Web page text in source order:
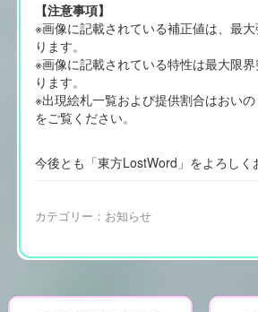
【注意事項】
※画像に記載されている補正値は、最
ります。
※画像に記載されている特性は最大限
ります。
※出現絵札一覧および提供割合はおいの
をご覧ください。
今後とも「東方LostWord」をよろしく
カテゴリー： お知らせ